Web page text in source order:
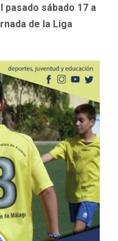
pasado sábado 17 a
de la Liga